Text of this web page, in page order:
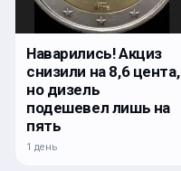
Наварились! Акциз
снизили на 8,6 цента,
но дизель
подешевел лишь на
пять
1 день